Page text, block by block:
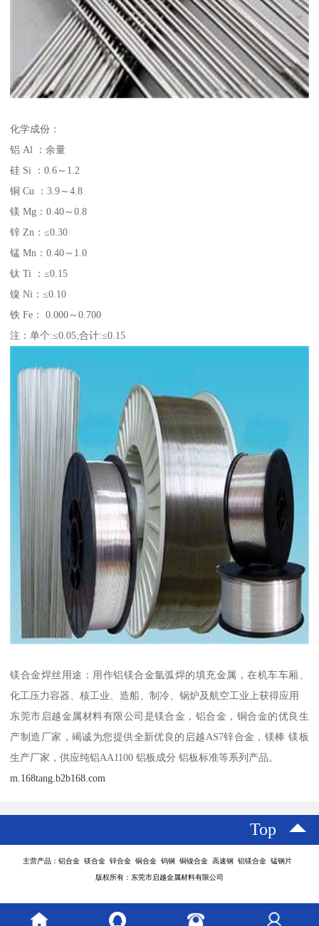
化学成份：
铝 Al ：余量
硅 Si ：0.6～1.2
铜 Cu ：3.9～4.8
镁 Mg：0.40～0.8
锌 Zn：≤0.30
锰 Mn：0.40～1.0
钛 Ti ：≤0.15
镍 Ni：≤0.10
铁 Fe： 0.000～0.700
注：单个:≤0.05;合计:≤0.15
镁合金焊丝用途：用作铝镁合金氩弧焊的填充金属，在机车车厢、
化工压力容器、核工业、造船、制冷、锅炉及航空工业上获得应用
东莞市启越金属材料有限公司是镁合金，铝合金，铜合金的优良生
产制造厂家，竭诚为您提供全新优良的启越AS7锌合金，镁棒 镁板
生产厂家，供应纯铝AA1100 铝板成分 铝板标准等系列产品。
m.168tang.b2b168.com
Top
主营产品：铝合金 镁合金 锌合金 铜合金 钨钢 铜镍合金 高速钢 铝镁合金 锰钢片
版权所有：东莞市启越金属材料有限公司